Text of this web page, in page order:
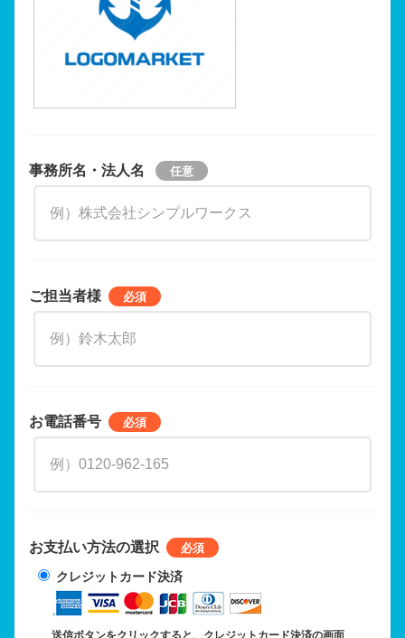
事務所名・法人名
ご担当者様
お電話番号
お支払い方法の選択
クレジットカード決済
送信ボタンをクリックすると、クレジットカード決済の画面